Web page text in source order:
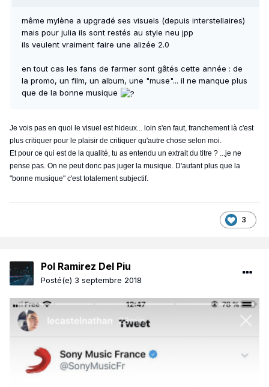
même mylène a upgradé ses visuels (depuis interstellaires)
mais pour julia ils sont restés au style neu jpp
ils veulent vraiment faire une alizée 2.0
en tout cas les fans de farmer sont gâtés cette année : de
la promo, un film, un album, une "muse"... il ne manque plus
que de la bonne musique
Je vois pas en quoi le visuel est hideux... loin s'en faut, franchement là c'est
plus critiquer pour le plaisir de critiquer qu'autre chose selon moi.
Et pour ce qui est de la qualité, tu as entendu un extrait du titre ? ...je ne
pense pas. On ne peut donc pas juger la musique. D'autant plus que la
"bonne musique" c'est totalement subjectif.
3
Pol Ramirez Del Piu
Posté(e) 3 septembre 2018